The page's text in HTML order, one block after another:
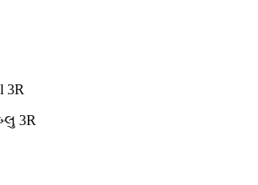
3R
3R